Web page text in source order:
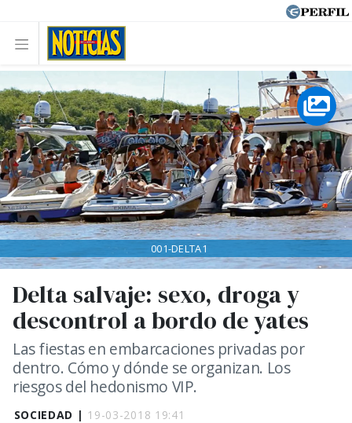
SOCIEDAD | 19-03-2018 19:41
Delta salvaje: sexo, droga y
descontrol a bordo de yates
Las fiestas en embarcaciones privadas por
dentro. Cómo y dónde se organizan. Los
riesgos del hedonismo VIP.
001-DELTA1